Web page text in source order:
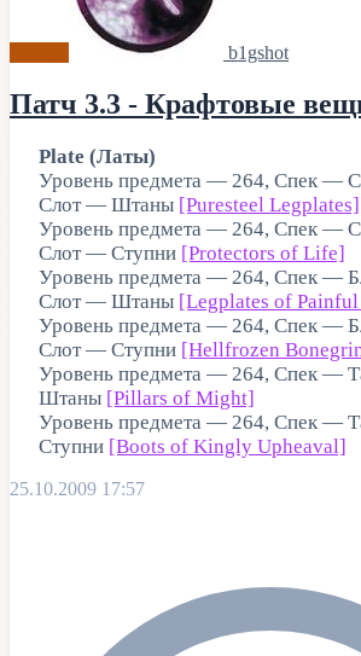
b1gshot
Патч 3.3 - Крафтовые
Plate (Латы)
Уровень предмета — 264, Спек —
Слот — Штаны [Puresteel Legplates]
Уровень предмета — 264, Спек —
Слот — Ступни [Protectors of Life]
Уровень предмета — 264, Спек —
Слот — Штаны [Legplates of
Уровень предмета — 264, Спек —
Слот — Ступни [Hellfrozen
Уровень предмета — 264, Спек —
Штаны [Pillars of Might]
Уровень предмета — 264, Спек —
Ступни [Boots of Kingly Upheaval]
25.10.2009 17:57